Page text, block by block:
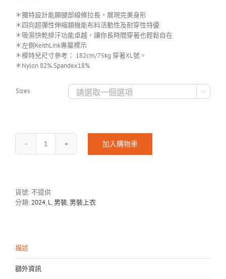
＊獨特設計能顯腿部線條拉長，展現完美身形
＊四向超彈性伸縮類機能布料活動性及耐穿性特優
＊吸濕快乾排汗功能卓越，讓你長時間穿著也輕鬆自在
＊左側KeithLink專屬標示
＊模特兒尺寸參考： 182cm/75kg 穿著XL號。
＊Nylon 82% Spandex18%
Sizes 
CEPHEUS-
加入購物車
貨號:不提供
分類: 2024, L, 男裝, 男裝上衣
描述
額外資訊